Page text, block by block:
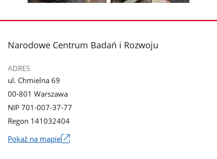
zdjęcie
galerii.
zdjęcie
galerii.
stopka
Narodowe Centrum Badań i Rozwoju
ADRES
ul. Chmielna 69
00-801 Warszawa
NIP 701-007-37-77
Regon 141032404
Pokaż na mapie